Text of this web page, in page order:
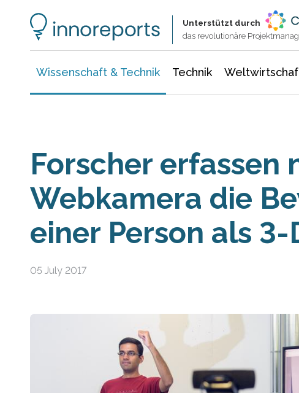
Unterstützt durch
das revolutionäre
Wissenschaft & Technik Technik
Forscher erfassen
Webkamera die
einer Person als
05 July 2017